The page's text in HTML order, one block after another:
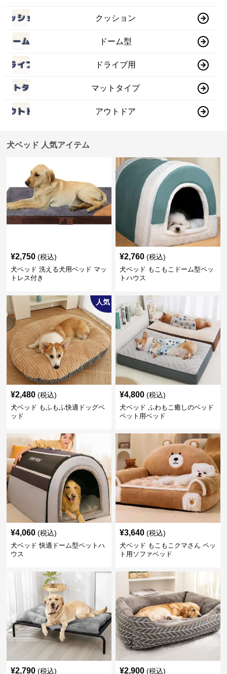
クッション
ドーム型
ドライブ用
マットタイプ
アウトドア
犬ベッド 人気アイテム
¥2,750 (税込)
犬ベッド 洗える犬用ベッド マッ
トレス付き
¥2,760 (税込)
犬ベッド もこもこドーム型ペッ
トハウス
人気
¥2,480 (税込)
犬ベッド もふもふ快適ドッグベ
ッド
¥4,800 (税込)
犬ベッド ふわもこ癒しのベッド
ペット用ベッド
¥4,060 (税込)
犬ベッド 快適ドーム型ペットハ
ウス
¥3,640 (税込)
犬ベッド もこもこクマさん ペッ
ト用ソファベッド
¥2,790 (税込) ¥2,900 (税込)